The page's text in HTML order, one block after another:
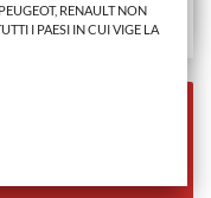
RENAULT NON
I PAESI IN CUI VIGE LA